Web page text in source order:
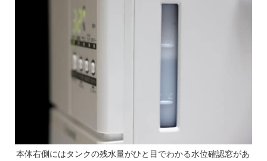
本体右側にはタンクの残水量がひと目でわかる水位確認窓があ